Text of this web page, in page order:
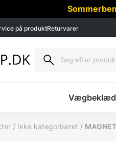
på produktReturvarer
/ Ikke kategoriseret /